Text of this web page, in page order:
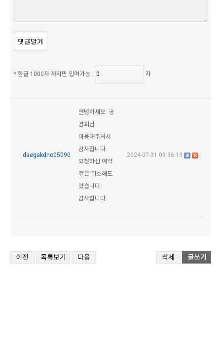
* 한글 1000자 까지만 입력가능 : 자
daegakdnc05090
안녕하세요. 공
경희님
이용해주셔서
감사합니다.
요청하신 예약
건은 취소해드
렸습니다.
감사합니다.
2024-07-31 09:36:13